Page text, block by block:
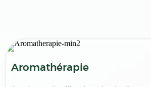
Aromathérapie